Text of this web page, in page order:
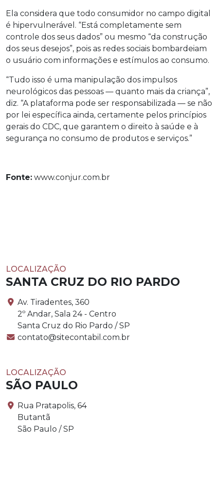
Ela considera que todo consumidor no campo digital
é hipervulnerável. “Está completamente sem
controle dos seus dados” ou mesmo “da construção
dos seus desejos”, pois as redes sociais bombardeiam
o usuário com informações e estímulos ao consumo.
“Tudo isso é uma manipulação dos impulsos
neurológicos das pessoas — quanto mais da criança”,
diz. “A plataforma pode ser responsabilizada — se não
por lei específica ainda, certamente pelos princípios
gerais do CDC, que garantem o direito à saúde e à
segurança no consumo de produtos e serviços.”
Fonte: www.conjur.com.br
LOCALIZAÇÃO
SANTA CRUZ DO RIO PARDO
Av. Tiradentes, 360
2º Andar, Sala 24 - Centro
Santa Cruz do Rio Pardo / SP
contato@sitecontabil.com.br
LOCALIZAÇÃO
SÃO PAULO
Rua Pratapolis, 64
Butantã
São Paulo / SP